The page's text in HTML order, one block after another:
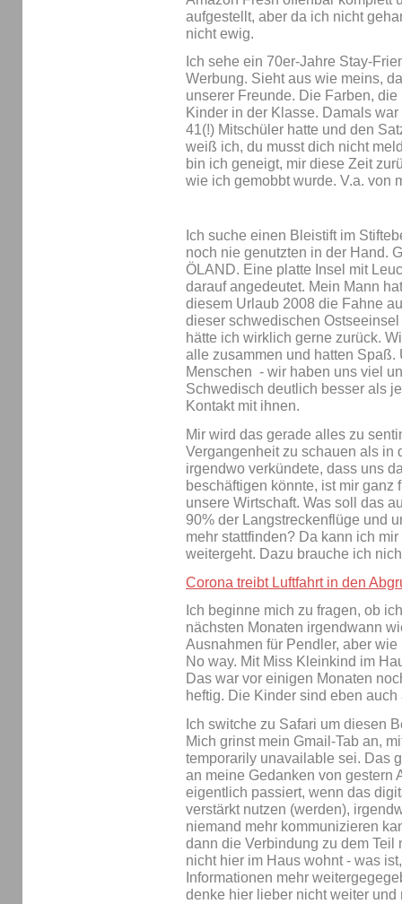
aufgestellt, aber da ich nicht
nicht ewig.
Ich sehe ein 70er-Jahre Stay-
Werbung. Sieht aus wie meins,
unserer Freunde. Die Farben,
Kinder in der Klasse. Damals
41(!) Mitschüler hatte und den
weiß ich, du musst dich nicht
bin ich geneigt, mir diese Zeit
wie ich gemobbt wurde. V.a. von
Ich suche einen Bleistift im
noch nie genutzten in der Hand.
ÖLAND. Eine platte Insel mit
darauf angedeutet. Mein Mann
diesem Urlaub 2008 die Fahne
dieser schwedischen
hätte ich wirklich gerne zurück.
alle zusammen und hatten Spaß.
Menschen - wir haben uns viel
Schwedisch deutlich besser als
Kontakt mit ihnen.
Mir wird das gerade alles zu
Vergangenheit zu schauen als in
irgendwo verkündete, dass uns
beschäftigen könnte, ist mir ganz
unsere Wirtschaft. Was soll das
90% der Langstreckenflüge und
mehr stattfinden? Da kann ich
weitergeht. Dazu brauche ich
Corona treibt Luftfahrt in den
Ich beginne mich zu fragen, ob
nächsten Monaten irgendwann
Ausnahmen für Pendler, aber
No way. Mit Miss Kleinkind im
Das war vor einigen Monaten
heftig. Die Kinder sind eben
Ich switche zu Safari um diesen
Mich grinst mein Gmail-Tab an,
temporarily unavailable sei. Das
an meine Gedanken von gestern
eigentlich passiert, wenn das
verstärkt nutzen (werden),
niemand mehr kommunizieren
dann die Verbindung zu dem
nicht hier im Haus wohnt - was
Informationen mehr
denke hier lieber nicht weiter